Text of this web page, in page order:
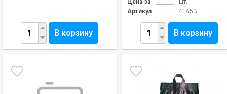
В корзину
Цена за
шт.
Артикул
41853
В корзину